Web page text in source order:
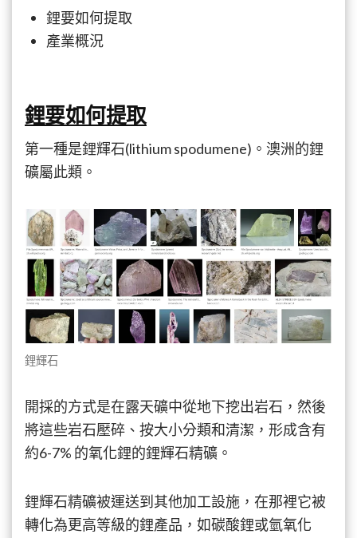
鋰要如何提取
產業概況
鋰要如何提取
第一種是鋰輝石(lithium spodumene)。澳洲的鋰
礦屬此類。
鋰輝石
開採的方式是在露天礦中從地下挖出岩石，然後
將這些岩石壓碎、按大小分類和清潔，形成含有
約6-7% 的氧化鋰的鋰輝石精礦。
鋰輝石精礦被運送到其他加工設施，在那裡它被
轉化為更高等級的鋰產品，如碳酸鋰或氫氧化